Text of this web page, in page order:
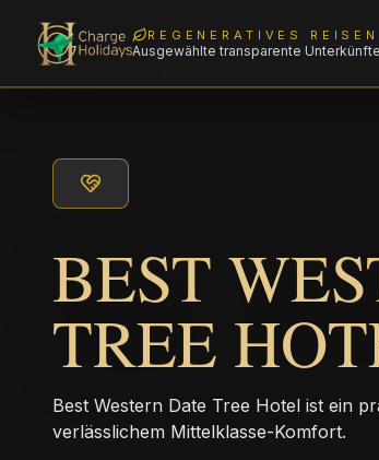
REGENERATIVES REISEN
Ausgewählte transparente
BEST
TREE
Best Western Date Tree Hotel ist ein
verlässlichem Mittelklasse-Komfort.